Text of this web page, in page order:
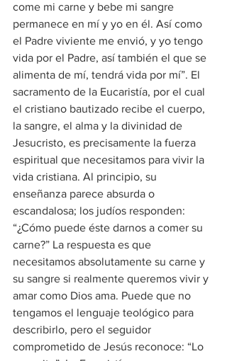
come mi carne y bebe mi sangre
permanece en mí y yo en él. Así como
el Padre viviente me envió, y yo tengo
vida por el Padre, así también el que se
alimenta de mí, tendrá vida por mí”. El
sacramento de la Eucaristía, por el cual
el cristiano bautizado recibe el cuerpo,
la sangre, el alma y la divinidad de
Jesucristo, es precisamente la fuerza
espiritual que necesitamos para vivir la
vida cristiana. Al principio, su
enseñanza parece absurda o
escandalosa; los judíos responden:
“¿Cómo puede éste darnos a comer su
carne?” La respuesta es que
necesitamos absolutamente su carne y
su sangre si realmente queremos vivir y
amar como Dios ama. Puede que no
tengamos el lenguaje teológico para
describirlo, pero el seguidor
comprometido de Jesús reconoce: “Lo